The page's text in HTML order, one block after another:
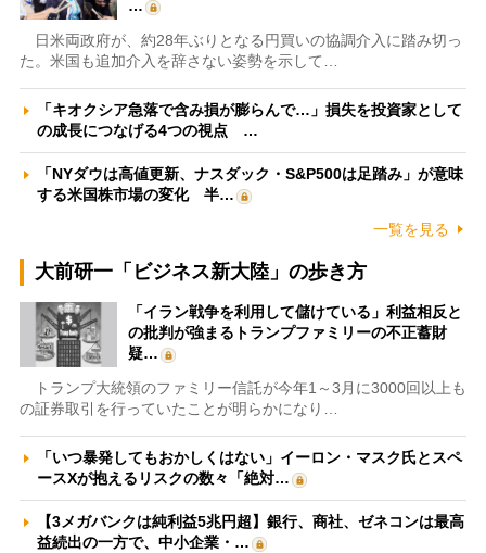
…
日米両政府が、約28年ぶりとなる円買いの協調介入に踏み切っ
た。米国も追加介入を辞さない姿勢を示して…
「キオクシア急落で含み損が膨らんで…」損失を投資家として
の成長につなげる4つの視点 …
「NYダウは高値更新、ナスダック・S&P500は足踏み」が意味
する米国株市場の変化 半…
一覧を見る
大前研一「ビジネス新大陸」の歩き方
「イラン戦争を利用して儲けている」利益相反と
の批判が強まるトランプファミリーの不正蓄財
疑…
トランプ大統領のファミリー信託が今年1～3月に3000回以上も
の証券取引を行っていたことが明らかになり…
「いつ暴発してもおかしくはない」イーロン・マスク氏とスペ
ースXが抱えるリスクの数々「絶対…
【3メガバンクは純利益5兆円超】銀行、商社、ゼネコンは最高
益続出の一方で、中小企業・…